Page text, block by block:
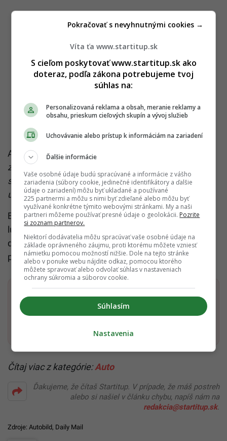
Ako to vyjadril David McGoldrick:
zdôrazňuje hodnoty inovácie a excelentnosti, ktoré
spájajú BMW a Al-Nassr. Veríme, že prinesie nové
úspechy pre klub aj našu spoločnosť.“
BMW XM Red Label je dôkazom toho, že futbal a
luxusná automobilová technológia tvoria dokonalú
dvojicu. Ronaldo to vie a jeho spokojnosť to len
potvrdzuje.
Dostaň Startitup do svojich Google odporúčaní
Čítaj viac z kategórie:Auto
Ďakujeme, že čítaš Startitup. V prípade, že máš postreh
alebo si našiel v článku chybu, napíš nám na
redakcia@startitup.sk.
Zdroje: Autobild, Daily Mail
Víta ťa www.startitup.sk
S cieľom poskytovať www.startitup.sk ako
doteraz, podľa zákona potrebujeme tvoj
súhlas na:
Personalizovaná reklama a obsah, meranie reklamy a
obsahu, prieskum cieľových skupín a vývoj služieb
Uchovávanie alebo prístup k informáciám na zariadení
Ďalšie informácie
Vaše osobné údaje budú spracúvané a informácie z vášho
zariadenia (súbory cookie, jedinečné identifikátory a ďalšie
údaje o zariadení) môžu byť ukladané a používané
225 partnermi a môžu s nimi byť zdieľané alebo môžu byť
využívané konkrétne týmito webovými stránkami. My a naši
partneri môžeme používať presné údaje o geolokácii. Pozrite
si zoznam partnerov.
Niektorí dodávatelia môžu spracúvať vaše osobné údaje na
základe oprávneného záujmu, proti ktorému môžete vzniesť
námietku pomocou možností nižšie. Dole na tejto stránke
alebo v ponuke webu nájdite odkaz, pomocou ktorého
môžete spravovať alebo odvolať súhlas v nastaveniach
ochrany súkromia a súborov cookie.
Súhlasím
Pokračovať s nevyhnutnými cookies →
Nastavenia